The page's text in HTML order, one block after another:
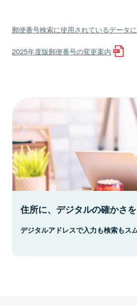
郵便番号検索に使用されているデータ
2025年度版郵便番号の変更案内
住所に、デジタルの確かさを
デジタルアドレスで入力も検索もス